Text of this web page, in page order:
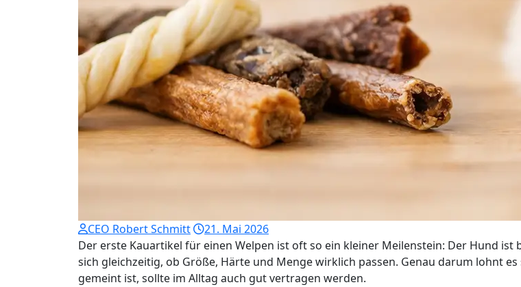
CEO Robert Schmitt
21. Mai 2026
Der erste Kauartikel für einen Welpen ist oft so ein kleiner Meilenstein: Der Hund
sich gleichzeitig, ob Größe, Härte und Menge wirklich passen. Genau darum lohnt
gemeint ist, sollte im Alltag auch gut vertragen werden.